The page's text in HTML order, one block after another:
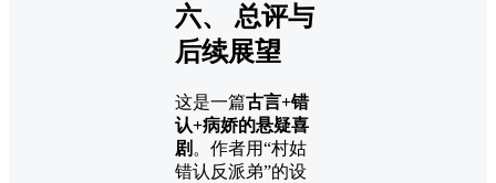
六、 总评与
后续展望
这是一篇古言+错
认+病娇的悬疑喜
剧 。作者用“村姑
错认反派弟”的设